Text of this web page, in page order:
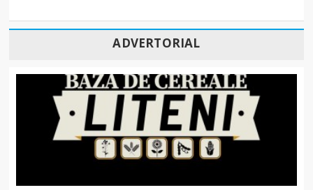
ADVERTORIAL